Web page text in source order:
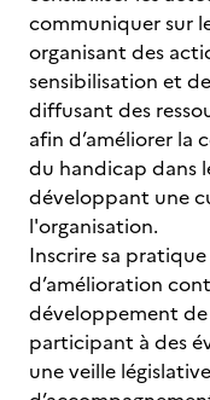
communiquer sur
organisant des
sensibilisation et
diffusant des
afin d’améliorer
du handicap dans
développant une
l'organisation.
Inscrire sa
d’amélioration
développement de
participant à des
une veille